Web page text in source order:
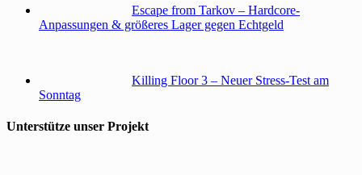
Escape from Tarkov – Hardcore-
Anpassungen & größeres Lager gegen Echtgeld
Killing Floor 3 – Neuer Stress-Test am
Sonntag
Unterstütze unser Projekt